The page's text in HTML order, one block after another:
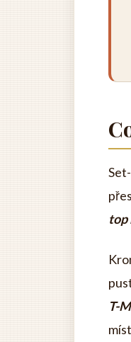
top
T-